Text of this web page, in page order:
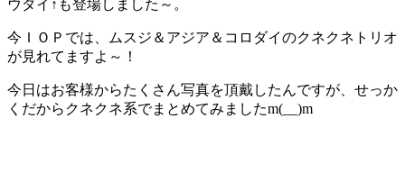
ウダイ↑も登場しました～。
今ＩＯＰでは、ムスジ＆アジア＆コロダイのクネクネトリオ
が見れてますよ～！
今日はお客様からたくさん写真を頂戴したんですが、せっか
くだからクネクネ系でまとめてみましたm(__)m